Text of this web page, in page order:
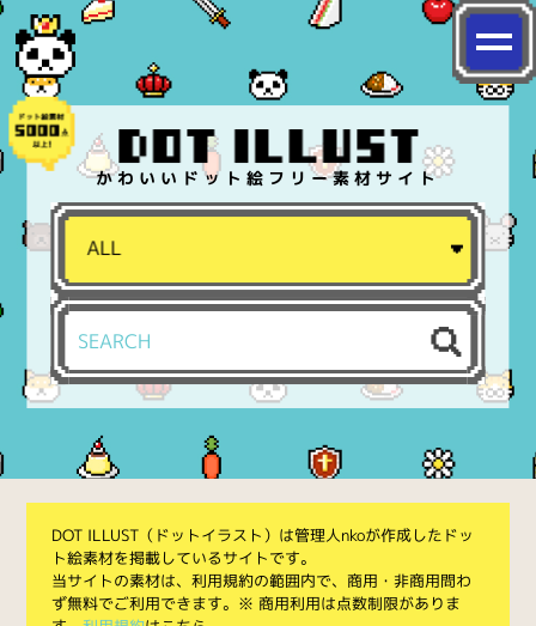
かわいいドット絵フリー素材サイト
DOT ILLUST（ドットイラスト）は管理人nkoが作成したドッ
ト絵素材を掲載しているサイトです。
当サイトの素材は、利用規約の範囲内で、商用・非商用問わ
ず無料でご利用できます。※ 商用利用は点数制限がありま